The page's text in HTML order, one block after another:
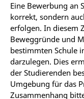
Eine Bewerbung an
korrekt, sondern
erfolgen. In diesem
Beweggründe und
bestimmten Schule
darzulegen. Dies
der Studierenden
Umgebung für das
Zusammenhang